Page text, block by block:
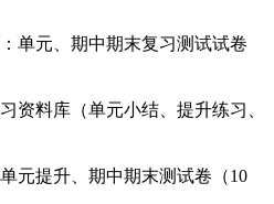
元、期中期末复习测试试卷
料库（单元小结、提升练习、
提升、期中期末测试卷（10